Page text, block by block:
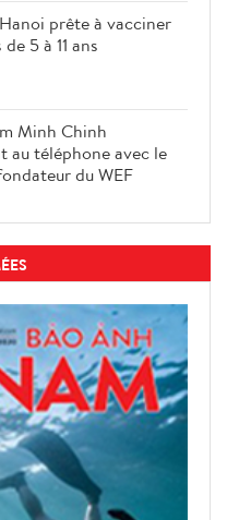
prête à vacciner
5 à 11 ans
Minh Chinh
au téléphone avec le
du WEF